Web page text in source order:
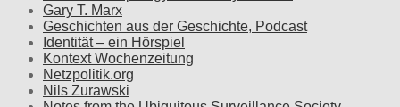
Gary T. Marx
Geschichten aus der Geschichte, Podcast
Identität – ein Hörspiel
Kontext Wochenzeitung
Netzpolitik.org
Nils Zurawski